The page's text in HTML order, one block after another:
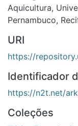
Coleções
Licença
Página do item